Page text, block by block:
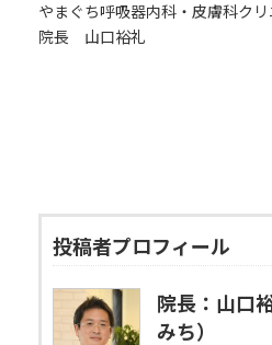
やまぐち呼吸器内科・皮膚科クリ
院長 山口裕礼
投稿者プロフィール
院長：山口
みち）